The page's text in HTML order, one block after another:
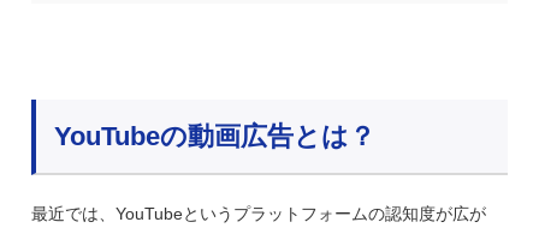
YouTubeの動画広告とは？
最近では、YouTubeというプラットフォームの認知度が広が